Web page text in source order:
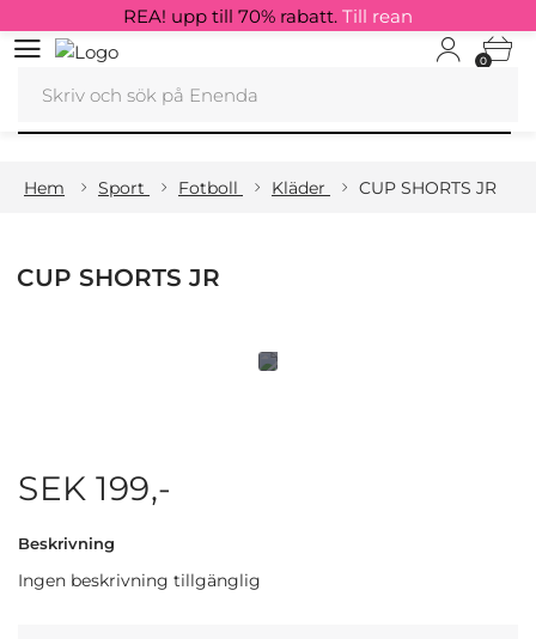
0
REA! upp till 70% rabatt. Till rean
Hem Sport Fotboll Kläder CUP SHORTS JR
CUP SHORTS JR
SEK 199,-
Beskrivning
Ingen beskrivning tillgänglig